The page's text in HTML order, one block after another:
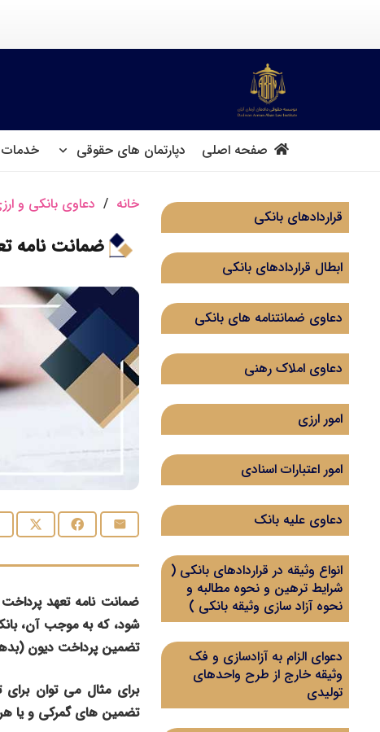
صفحه اصلی دپارتمان های حقوقی
قراردادهای بانکی
ابطال قراردادهای بانکی
دعاوی ضمانتنامه های بانکی
دعاوی املاک رهنی
امور ارزی
امور اعتبارات اسنادی
دعاوی علیه بانک
انواع وثیقه در قراردادهای بانکی (
شرایط ترهین و نحوه مطالبه و
نحوه آزاد سازی وثیقه بانکی )
دعوای الزام به آزادسازی و فک
وثیقه خارج از طرح واحدهای
تولیدی
خانه / دعاوی بانکی و
ضمانت نامه
ضمانت نامه تعهد
شود، که به موجب آن،
تضمین پرداخت دیون
برای مثال می توان برای
تضمین های گمرکی و یا هر